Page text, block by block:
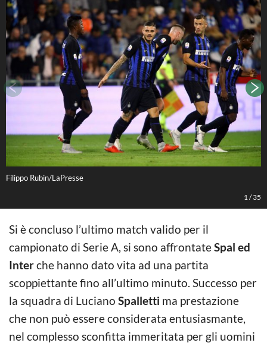
Filippo Rubin/LaPresse
1 /35
Si è concluso l’ultimo match valido per il
campionato di Serie A, si sono affrontateSpal ed
Interche hanno dato vita ad una partita
scoppiettante fino all’ultimo minuto. Successo per
la squadra di Luciano Spalletti ma prestazione
che non può essere considerata entusiasmante,
nel complesso sconfitta immeritata per gli uomini